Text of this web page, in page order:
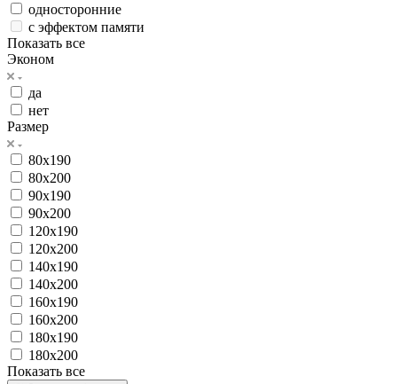
односторонние
с эффектом памяти
Показать все
Эконом
да
нет
Размер
80x190
80x200
90x190
90x200
120x190
120x200
140x190
140x200
160x190
160x200
180x190
180x200
Показать все